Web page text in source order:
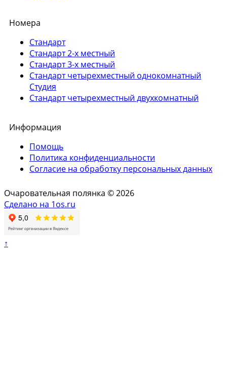
Номера
Стандарт
Стандарт 2-х местный
Стандарт 3-х местный
Стандарт четырехместный однокомнатный
Студия
Стандарт четырехместный двухкомнатный
Информация
Помощь
Политика конфиденциальности
Согласие на обработку персональных данных
Очаровательная полянка © 2026
Сделано на 1os.ru
↑